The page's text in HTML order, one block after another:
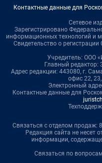
Контактные данные для
Сетевое
Зарегистрировано
информационных технологий и
Свидетельство о
Учредитель: ООО
Главный редактор:
Адрес редакции: 443080, г.
офис 22,
Электронный
Контактные данные для
Связаться с отделом продаж:
Редакция сайта не несет
информации,
Связаться по